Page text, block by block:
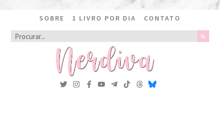
SOBRE 1 LIVRO POR DIA CONTATO